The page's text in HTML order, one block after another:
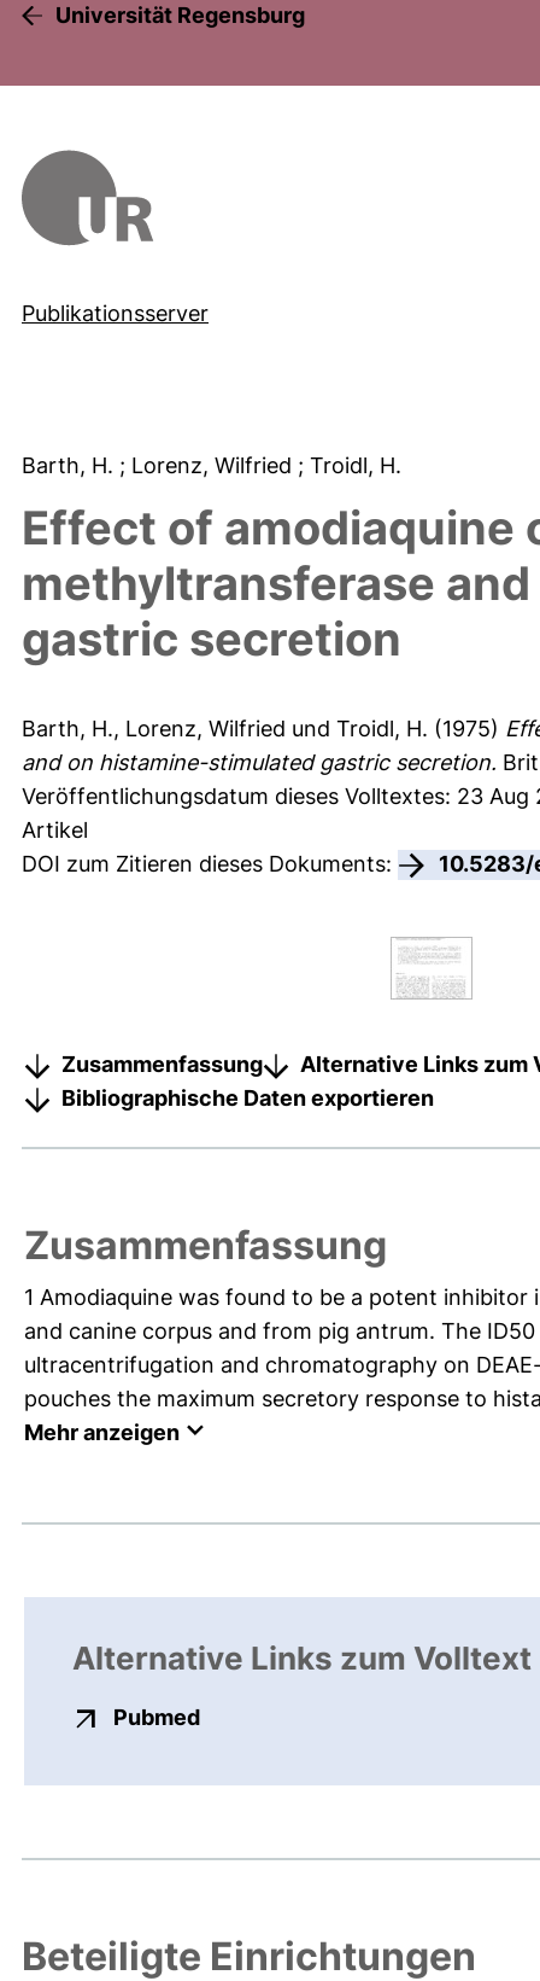
Universität Regensburg
Publikationsserver
Barth, H. ; Lorenz, Wilfried ; Troidl, H.
Effect of amodiaquine
methyltransferase
gastric secretion
Barth, H., Lorenz, Wilfried und Troidl, H. (1975)
and on histamine-stimulated gastric secretion.
Veröffentlichungsdatum dieses Volltextes: 23 Aug
Artikel
DOI zum Zitieren dieses Dokuments:
10.5283/
Zusammenfassung
Alternative Links zum
Bibliographische Daten exportieren
Zusammenfassung
1 Amodiaquine was found to be a potent
and canine corpus and from pig antrum. The
ultracentrifugation and chromatography on
pouches the maximum secretory response to
Mehr anzeigen
Alternative Links zum Volltext
Pubmedexterner Link, öffnet neues
Beteiligte Einrichtungen